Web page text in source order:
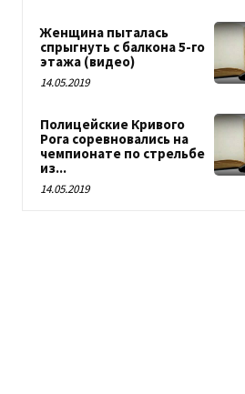
Женщина пыталась
спрыгнуть с балкона 5-го
этажа (видео)
14.05.2019
Полицейские Кривого
Рога соревновались на
чемпионате по стрельбе
из...
14.05.2019